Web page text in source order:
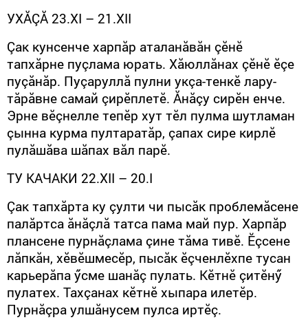
УХĂÇĂ 23.XI – 21.XII
Çак кунсенче харпăр аталанăвăн çӗнӗ
тапхăрне пуçлама юрать. Хăюллăнах çӗнӗ ӗçе
пуçăнăр. Пуçаруллă пулни укçа-тенкӗ лару-
тăрăвне самай çирӗплетӗ. Ăнăçу сирӗн енче.
Эрне вӗçнелле тепӗр хут тӗл пулма шутламан
çынна курма пултаратăр, çапах сире кирлӗ
пулăшăва шăпах вăл парӗ.
ТУ КА­ЧАКИ 22.XII – 20.I
Çак тапхăрта ку çулти чи пысăк проблемăсене
палăртса ăнăçлă татса пама май пур. Харпăр
плансене пурнăçлама çине тăма тивӗ. Ӗçсене
лăпкăн, хӗвӗшмесӗр, пысăк ӗçченлӗхпе тусан
карьерăпа ӳсме шанăç пулать. Кӗтнӗ çитӗнӳ
пулатех. Тахçанах кӗтнӗ хыпара илетӗр.
Пурнăçра улшăнусем пулса иртӗç.